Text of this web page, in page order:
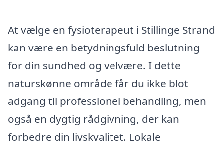
At vælge en fysioterapeut i Stillinge Strand
kan være en betydningsfuld beslutning
for din sundhed og velvære. I dette
naturskønne område får du ikke blot
adgang til professionel behandling, men
også en dygtig rådgivning, der kan
forbedre din livskvalitet. Lokale